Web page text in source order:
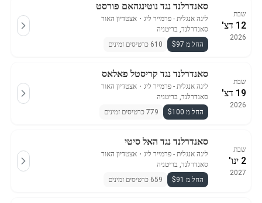
שבת
12 דצ'
2026
סאנדרלנד נגד נוטינגהאם פורסט
ליגה אנגלית - פרמייר ליג ・ אצטדיון האור
סאנדרלנד, בריטניה
החל מ $97
610 כרטיסים זמינים
שבת
19 דצ'
2026
סאנדרלנד נגד קריסטל פאלאס
ליגה אנגלית - פרמייר ליג ・ אצטדיון האור
סאנדרלנד, בריטניה
החל מ $100
779 כרטיסים זמינים
שבת
2 ינו'
2027
סאנדרלנד נגד האל סיטי
ליגה אנגלית - פרמייר ליג ・ אצטדיון האור
סאנדרלנד, בריטניה
החל מ $91
659 כרטיסים זמינים